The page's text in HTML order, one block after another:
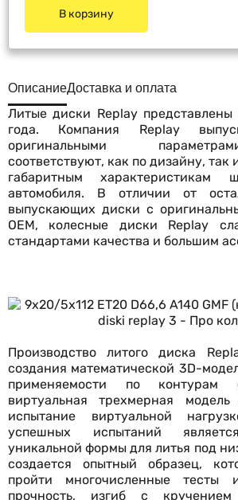
В корзину
ОписаниеДоставка и оплата
Литые диски Replay
года. Компания Replay
оригинальными
соответствуют, как по дизайну, так
габаритным характеристикам
автомобиля. В отличии от
выпускающих диски с
OEM, колесные диски Replay
стандартами качества и большим
Производство литого диска
создания математической 3D-
применяемости по контурам
виртуальная трехмерная
испытание виртуальной
успешных испытаний
уникальной формы для литья под
создается опытный образец,
пройти многочисленные тесты
прочность, изгиб с